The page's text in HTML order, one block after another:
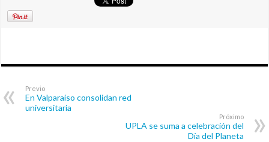
Previo
En Valparaíso consolidan red
universitaria
Próximo
UPLA se suma a celebración del
Día del Planeta